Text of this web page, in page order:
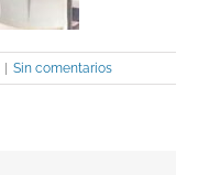
| Sin comentarios